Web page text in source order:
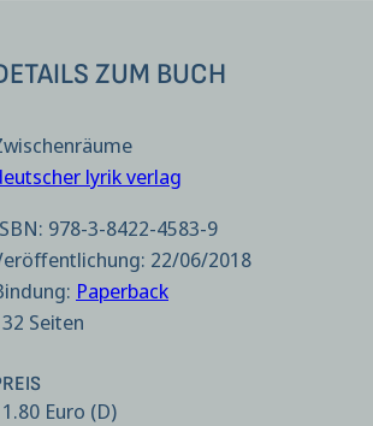
ZUM BUCH
lyrik verlag
978-3-8422-4583-9
22/06/2018
Paperback
Seiten
Euro (D)